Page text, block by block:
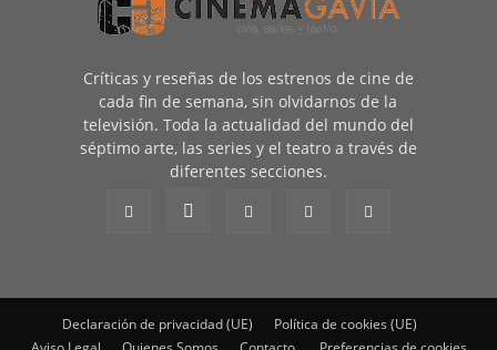
Críticas y reseñas de los estrenos de cine de
cada fin de semana, sin olvidarnos de la
televisión. Toda la actualidad del mundo del
séptimo arte, las series y el teatro a través de
diferentes secciones.
Declaración de privacidad (UE)
Política de cookies (UE)